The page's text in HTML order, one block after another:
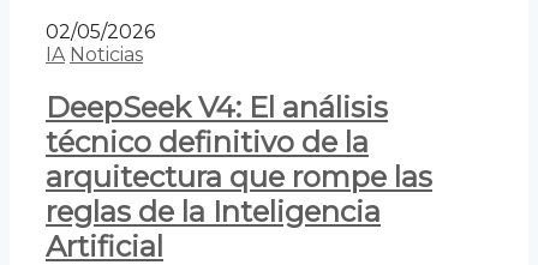
02/05/2026
IA Noticias
DeepSeek V4: El análisis
técnico definitivo de la
arquitectura que rompe las
reglas de la Inteligencia
Artificial